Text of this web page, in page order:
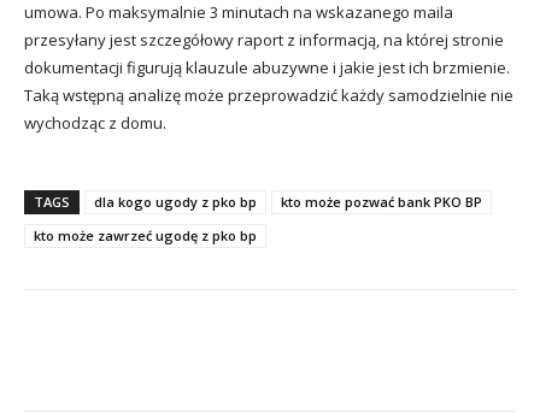
umowa. Po maksymalnie 3 minutach na wskazanego maila
przesyłany jest szczegółowy raport z informacją, na której stronie
dokumentacji figurują klauzule abuzywne i jakie jest ich brzmienie.
Taką wstępną analizę może przeprowadzić każdy samodzielnie nie
wychodząc z domu.
TAGS dla kogo ugody z pko bp
kto może pozwać bank PKO BP
kto może zawrzeć ugodę z pko bp